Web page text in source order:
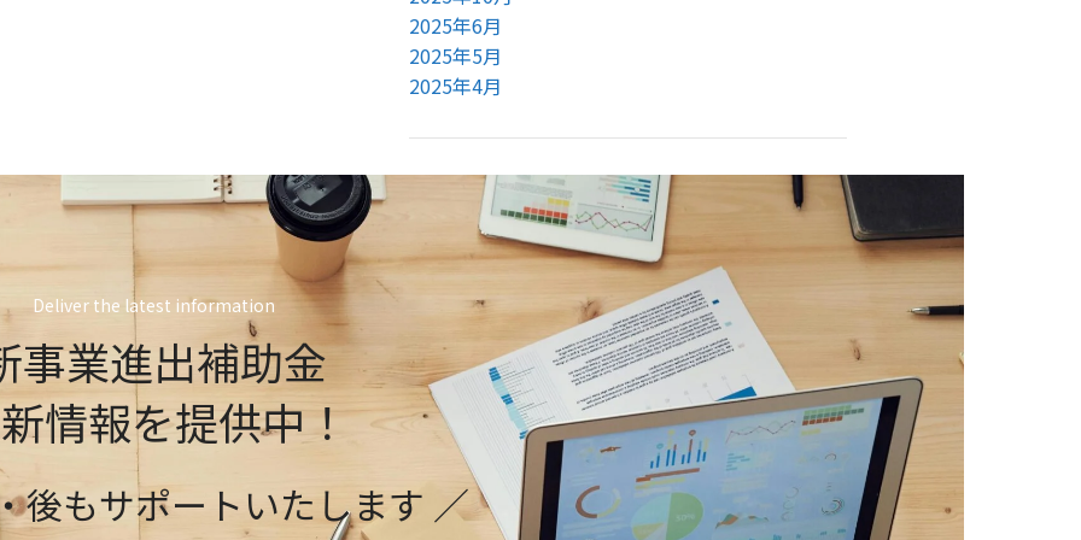
2025年6月
2025年5月
2025年4月
Deliver the latest information
事業進出補助金
情報を提供中！
後もサポートいたします ／